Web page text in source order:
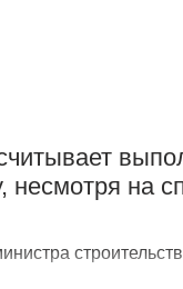
несмотря на